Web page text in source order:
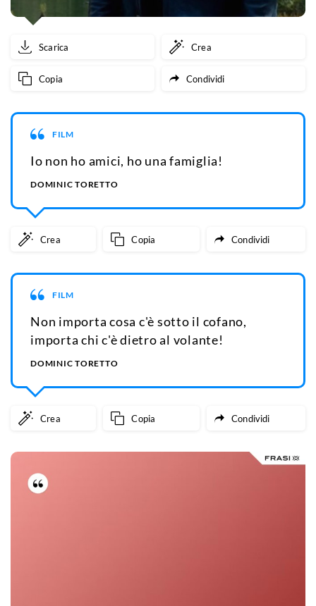
Scarica Crea
Copia Condividi
FILM
Io non ho amici, ho una famiglia!
DOMINIC TORETTO
Crea Copia Condividi
FILM
Non importa cosa c'è sotto il cofano,
importa chi c'è dietro al volante!
DOMINIC TORETTO
Crea Copia Condividi